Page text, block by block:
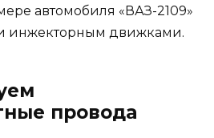
автомобиля «ВАЗ-2109»
инжекторным движками.
провода